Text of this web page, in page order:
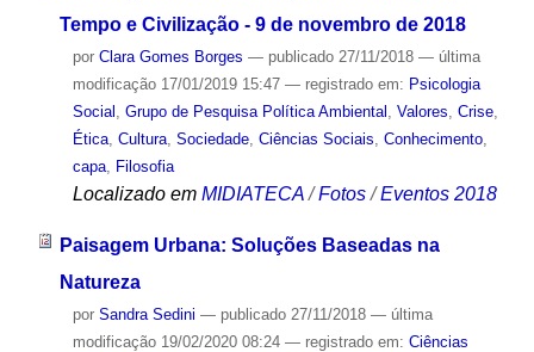
Tempo e Civilização - 9 de novembro de 2018
por Clara Gomes Borges — publicado27/11/2018 — última
modificação17/01/2019 15:47 — registrado em: Psicologia
Social , Grupo de Pesquisa Política Ambiental , Valores, Crise,
Ética, Cultura, Sociedade, Ciências Sociais, Conhecimento,
capa, Filosofia
Localizado em MIDIATECA /Fotos /Eventos 2018
Paisagem Urbana: Soluções Baseadas na
Natureza
por Sandra Sedini — publicado27/11/2018 — última
modificação19/02/2020 08:24 — registrado em: Ciências